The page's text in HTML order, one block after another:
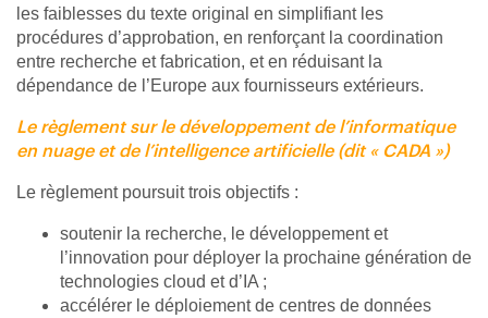
les faiblesses du texte original en simplifiant les
procédures d’approbation, en renforçant la coordination
entre recherche et fabrication, et en réduisant la
dépendance de l’Europe aux fournisseurs extérieurs.
Le règlement sur le développement de l’informatique
en nuage et de l’intelligence artificielle (dit « CADA »)
Le règlement poursuit trois objectifs :
soutenir la recherche, le développement et
l’innovation pour déployer la prochaine génération de
technologies cloud et d’IA ;
accélérer le déploiement de centres de données